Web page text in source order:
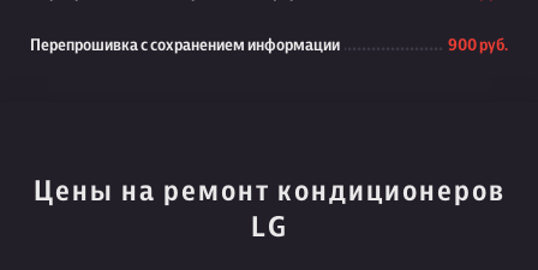
Перепрошивка с сохранением информации 900 руб.
Цены на ремонт кондиционеров
LG